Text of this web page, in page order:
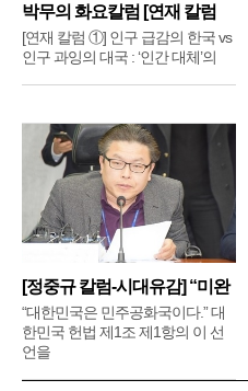
박무의 화요칼럼 [연재 칼럼
①]
[연재 칼럼 ①] 인구 급감의 한국 vs
인구 과잉의 대국 : ‘인간 대체’의
[정중규 칼럼-시대유감] “미완
“대한민국은 민주공화국이다.” 대
한민국 헌법 제1조 제1항의 이 선
언을